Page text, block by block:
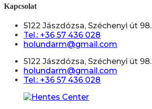
Kapcsolat
5122 Jászdózsa, Széchenyi út 98.
Tel.: +36 57 436 028
holundarm@gmail.com
5122 Jászdózsa, Széchenyi út 98.
holundarm@gmail.com
Tel.: +36 57 436 028